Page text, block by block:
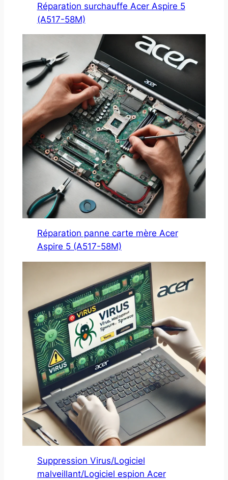
Réparation surchauffe Acer Aspire 5
(A517-58M)
Réparation panne carte mère Acer
Aspire 5 (A517-58M)
Suppression Virus/Logiciel
malveillant/Logiciel espion Acer